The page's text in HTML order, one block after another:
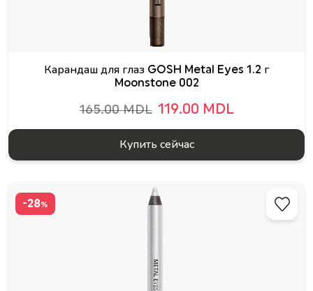
Карандаш для глаз GOSH Metal Eyes 1.2 г
Moonstone 002
165.00 MDL 119.00 MDL
Купить сейчас
-28%